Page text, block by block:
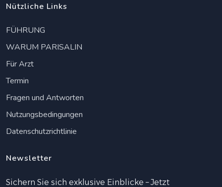
Nützliche Links
FÜHRUNG
WARUM PARISALIN
Für Arzt
Termin
Fragen und Antworten
Nutzungsbedingungen
Datenschutzrichtlinie
Newsletter
Sichern Sie sich exklusive Einblicke – Jetzt